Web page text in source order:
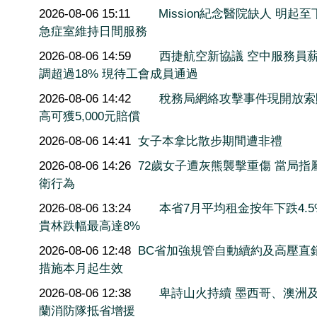
2026-08-06 15:11
Mission紀念醫院缺人 明起至
急症室維持日間服務
2026-08-06 14:59
西捷航空新協議 空中服務員
調超過18% 現待工會成員通過
2026-08-06 14:42
稅務局網絡攻擊事件現開放
高可獲5,000元賠償
2026-08-06 14:41 女子本拿比散步期間遭非禮
2026-08-06 14:26 72歲女子遭灰熊襲擊重傷 當局指
衛行為
2026-08-06 13:24
本省7月平均租金按年下跌
貴林跌幅最高達8%
2026-08-06 12:48 BC省加強規管自動續約及高壓直
措施本月起生效
2026-08-06 12:38
卑詩山火持續 墨西哥、澳洲
蘭消防隊抵省增援